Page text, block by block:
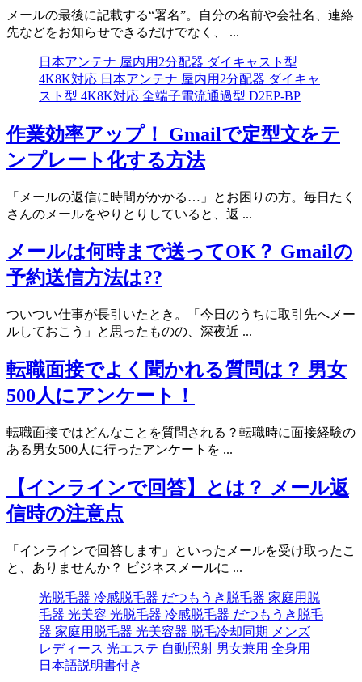
メールの最後に記載する“署名”。自分の名前や会社名、連絡
先などをお知らせできるだけでなく、 ...
日本アンテナ 屋内用2分配器 ダイキャスト型
4K8K対応 日本アンテナ 屋内用2分配器 ダイキャ
スト型 4K8K対応 全端子電流通過型 D2EP-BP
作業効率アップ！ Gmailで定型文をテ
ンプレート化する方法
「メールの返信に時間がかかる…」とお困りの方。毎日たく
さんのメールをやりとりしていると、返 ...
メールは何時まで送ってOK？ Gmailの
予約送信方法は??
ついつい仕事が長引いたとき。「今日のうちに取引先へメー
ルしておこう」と思ったものの、深夜近 ...
転職面接でよく聞かれる質問は？ 男女
500人にアンケート！
転職面接ではどんなことを質問される？転職時に面接経験の
ある男女500人に行ったアンケートを ...
【インラインで回答】とは？ メール返
信時の注意点
「インラインで回答します」といったメールを受け取ったこ
と、ありませんか？ ビジネスメールに ...
光脱毛器 冷感脱毛器 だつもうき脱毛器 家庭用脱
毛器 光美容 光脱毛器 冷感脱毛器 だつもうき脱毛
器 家庭用脱毛器 光美容器 脱毛冷却同期 メンズ
レディース 光エステ 自動照射 男女兼用 全身用
日本語説明書付き